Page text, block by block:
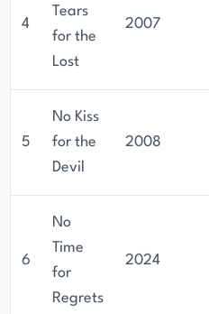
4
Tears
for the
Lost
2007
5
No Kiss
for the
Devil
2008
6
No
Time
for
Regrets
2024